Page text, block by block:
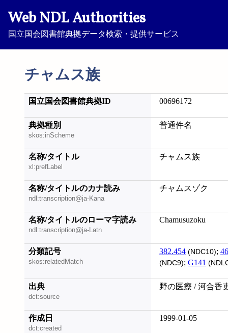
Web NDL Authorities
国立国会図書館典拠データ検索・提供サービス
チャムス族
国立国会図書館典拠ID 00696172
典拠種別
skos:inScheme
普通件名
名称/タイトル
xl:prefLabel
チャムス族
名称/タイトルのカナ読み
ndl:transcription@ja-Kana
チャムスゾク
名称/タイトルのローマ字読み
ndl:transcription@ja-Latn
Chamusuzoku
分類記号
skos:relatedMatch
382.454 (NDC10);
(NDC9); G141
出典
dct:source
野の医療 / 河合香
作成日
dct:created
1999-01-05